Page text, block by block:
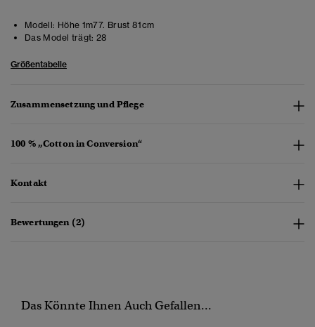
Modell: Höhe 1m77. Brust 81cm
Das Model trägt: 28
Größentabelle
Zusammensetzung und Pflege
100 % „Cotton in Conversion“
Kontakt
Bewertungen (2)
Das Könnte Ihnen Auch Gefallen...